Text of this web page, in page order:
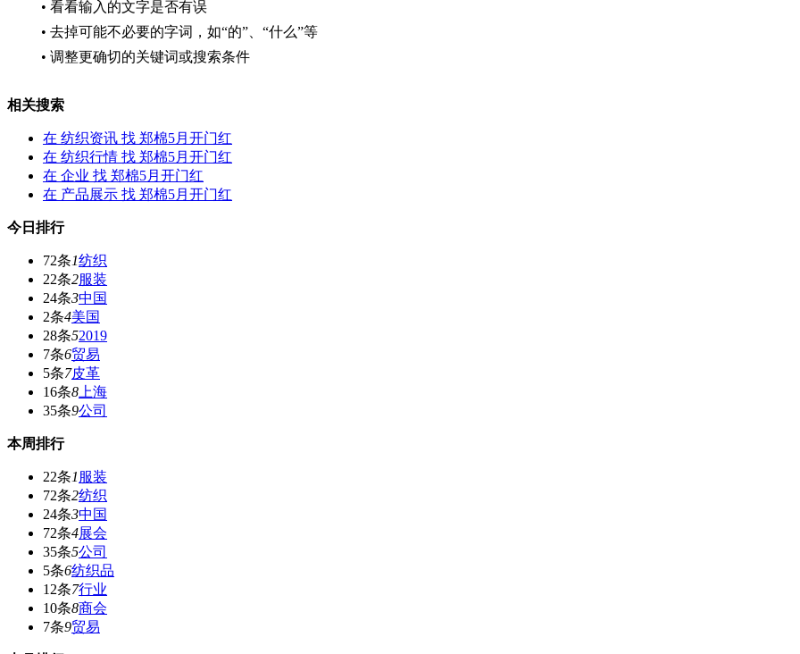
• 看看输入的文字是否有误
• 去掉可能不必要的字词，如“的”、“什么”等
• 调整更确切的关键词或搜索条件
相关搜索
在 纺织资讯 找 郑棉5月开门红
在 纺织行情 找 郑棉5月开门红
在 企业 找 郑棉5月开门红
在 产品展示 找 郑棉5月开门红
今日排行
72条1纺织
22条2服装
24条3中国
2条4美国
28条52019
7条6贸易
5条7皮革
16条8 上海
35条9公司
本周排行
22条1 服装
72条2纺织
24条3中国
72条4展会
35条5公司
5条6纺织品
12条7行业
10条8商会
7条9贸易